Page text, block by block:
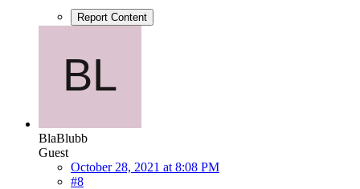
Report Content
BlaBlubb
Guest
October 28, 2021 at 8:08 PM
#8